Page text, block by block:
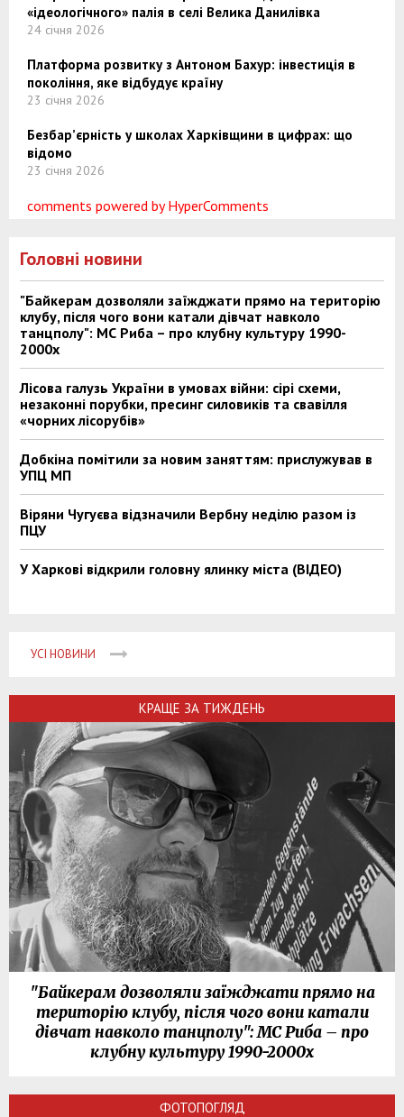
«ідеологічного» палія в селі Велика Данилівка
24 січня 2026
Платформа розвитку з Антоном Бахур: інвестиція в
покоління, яке відбудує країну
23 січня 2026
Безбар’єрність у школах Харківщини в цифрах: що
відомо
23 січня 2026
comments powered by HyperComments
Головні новини
"Байкерам дозволяли заїжджати прямо на територію
клубу, після чого вони катали дівчат навколо
танцполу": МС Риба – про клубну культуру 1990-
2000х
Лісова галузь України в умовах війни: сірі схеми,
незаконні порубки, пресинг силовиків та свавілля
«чорних лісорубів»
Добкіна помітили за новим заняттям: прислужував в
УПЦ МП
Віряни Чугуєва відзначили Вербну неділю разом із
ПЦУ
У Харкові відкрили головну ялинку міста (ВІДЕО)
УСІ НОВИНИ
КРАЩЕ ЗА ТИЖДЕНЬ
"Байкерам дозволяли заїжджати прямо на
територію клубу, після чого вони катали
дівчат навколо танцполу": МС Риба – про
клубну культуру 1990-2000х
ФОТОПОГЛЯД